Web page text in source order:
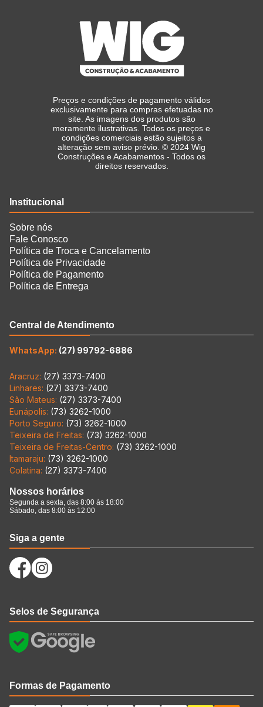
Preços e condições de pagamento válidos
exclusivamente para compras efetuadas no
site. As imagens dos produtos são
meramente ilustrativas. Todos os preços e
condições comerciais estão sujeitos a
alteração sem aviso prévio. © 2024 Wig
Construções e Acabamentos - Todos os
direitos reservados.
Institucional
Sobre nós
Fale Conosco
Política de Troca e Cancelamento
Política de Privacidade
Política de Pagamento
Política de Entrega
Central de Atendimento
WhatsApp: (27) 99792-6886
Aracruz: (27) 3373-7400
Linhares: (27) 3373-7400
São Mateus: (27) 3373-7400
Eunápolis: (73) 3262-1000
Porto Seguro: (73) 3262-1000
Teixeira de Freitas: (73) 3262-1000
Teixeira de Freitas-Centro: (73) 3262-1000
Itamaraju: (73) 3262-1000
Colatina: (27) 3373-7400
Nossos horários
Segunda a sexta, das 8:00 às 18:00
Sábado, das 8:00 às 12:00
Siga a gente
Selos de Segurança
Formas de Pagamento